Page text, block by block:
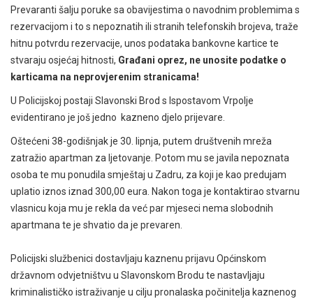
Prevaranti šalju poruke sa obavijestima o navodnim problemima s
rezervacijom i to s nepoznatih ili stranih telefonskih brojeva, traže
hitnu potvrdu rezervacije, unos podataka bankovne kartice te
stvaraju osjećaj hitnosti, Građani oprez, ne unosite podatke o
karticama na neprovjerenim stranicama!
U Policijskoj postaji Slavonski Brod s Ispostavom Vrpolje
evidentirano je još jedno kazneno djelo prijevare.
Oštećeni 38-godišnjak je 30. lipnja, putem društvenih mreža
zatražio apartman za ljetovanje. Potom mu se javila nepoznata
osoba te mu ponudila smještaj u Zadru, za koji je kao predujam
uplatio iznos iznad 300,00 eura. Nakon toga je kontaktirao stvarnu
vlasnicu koja mu je rekla da već par mjeseci nema slobodnih
apartmana te je shvatio da je prevaren.
Policijski službenici dostavljaju kaznenu prijavu Općinskom
državnom odvjetništvu u Slavonskom Brodu te nastavljaju
kriminalističko istraživanje u cilju pronalaska počinitelja kaznenog